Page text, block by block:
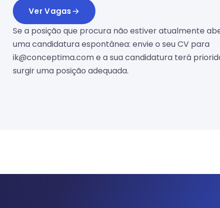
Ver Vagas
Se a posição que procura não estiver atualmente
uma candidatura espontânea: envie o seu CV para
ik@conceptima.come a sua candidatura terá
surgir uma posição adequada.